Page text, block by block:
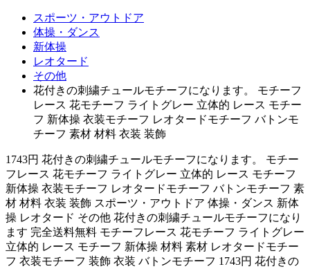
スポーツ・アウトドア
体操・ダンス
新体操
レオタード
その他
花付きの刺繍チュールモチーフになります。 モチーフ
レース 花モチーフ ライトグレー 立体的 レース モチー
フ 新体操 衣装モチーフ レオタードモチーフ バトンモ
チーフ 素材 材料 衣装 装飾
1743円 花付きの刺繍チュールモチーフになります。 モチー
フレース 花モチーフ ライトグレー 立体的 レース モチーフ
新体操 衣装モチーフ レオタードモチーフ バトンモチーフ 素
材 材料 衣装 装飾 スポーツ・アウトドア 体操・ダンス 新体
操 レオタード その他 花付きの刺繍チュールモチーフになり
ます 完全送料無料 モチーフレース 花モチーフ ライトグレー
立体的 レース モチーフ 新体操 材料 素材 レオタードモチー
フ 衣装モチーフ 装飾 衣装 バトンモチーフ 1743円 花付きの